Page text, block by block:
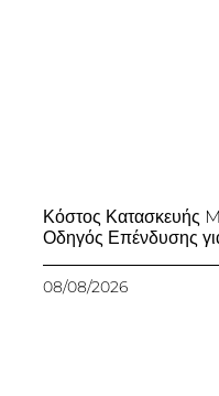
Κόστος Κατασκευής
Οδηγός Επένδυσης
08/08/2026